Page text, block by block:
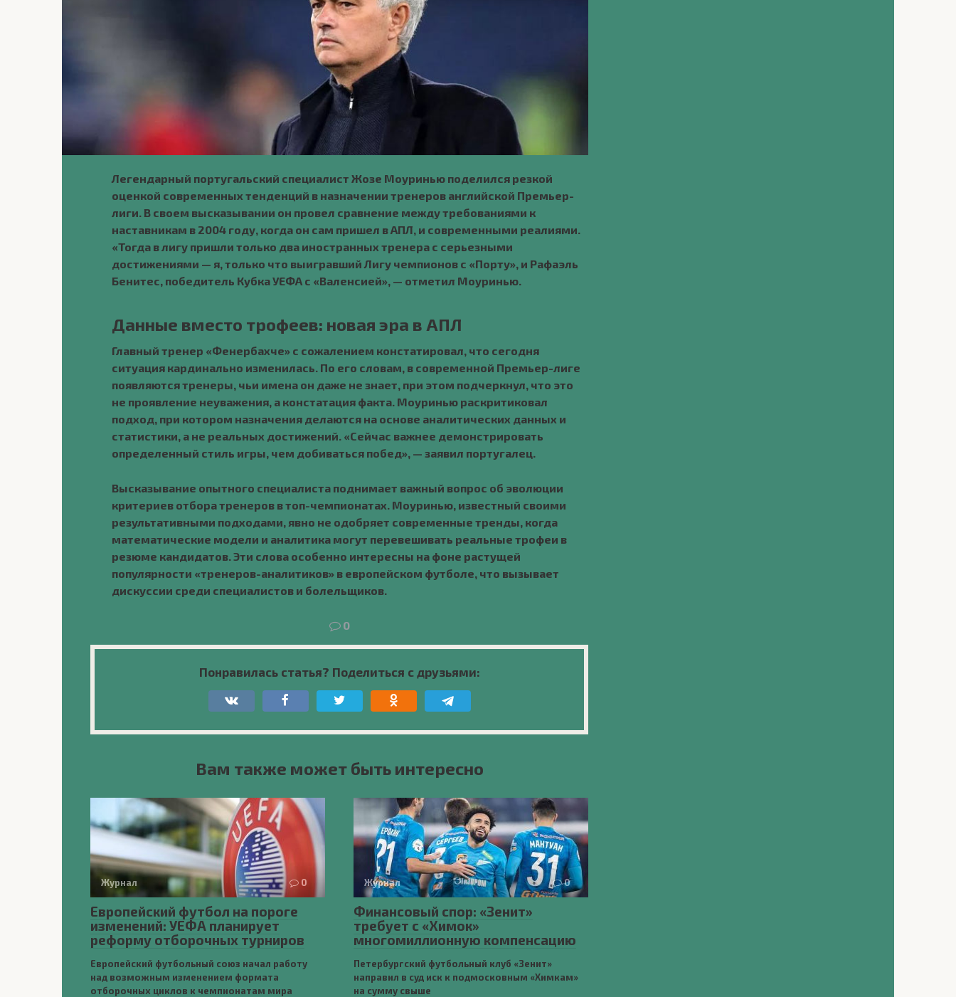
Легендарный португальский специалист Жозе Моуринью поделился резкой
оценкой современных тенденций в назначении тренеров английской Премьер-
лиги. В своем высказывании он провел сравнение между требованиями к
наставникам в 2004 году, когда он сам пришел в АПЛ, и современными реалиями.
«Тогда в лигу пришли только два иностранных тренера с серьезными
достижениями — я, только что выигравший Лигу чемпионов с «Порту», и Рафаэль
Бенитес, победитель Кубка УЕФА с «Валенсией», — отметил Моуринью.
Данные вместо трофеев: новая эра в АПЛ
Главный тренер «Фенербахче» с сожалением констатировал, что сегодня
ситуация кардинально изменилась. По его словам, в современной Премьер-лиге
появляются тренеры, чьи имена он даже не знает, при этом подчеркнул, что это
не проявление неуважения, а констатация факта. Моуринью раскритиковал
подход, при котором назначения делаются на основе аналитических данных и
статистики, а не реальных достижений. «Сейчас важнее демонстрировать
определенный стиль игры, чем добиваться побед», — заявил португалец.
Высказывание опытного специалиста поднимает важный вопрос об эволюции
критериев отбора тренеров в топ-чемпионатах. Моуринью, известный своими
результативными подходами, явно не одобряет современные тренды, когда
математические модели и аналитика могут перевешивать реальные трофеи в
резюме кандидатов. Эти слова особенно интересны на фоне растущей
популярности «тренеров-аналитиков» в европейском футболе, что вызывает
дискуссии среди специалистов и болельщиков.
0
Понравилась статья? Поделиться с друзьями:
Вам также может быть интересно
Журнал 0
Европейский футбол на пороге
изменений: УЕФА планирует
реформу отборочных турниров
Европейский футбольный союз начал работу
над возможным изменением формата
отборочных циклов к чемпионатам мира
Журнал 0
Финансовый спор: «Зенит»
требует с «Химок»
многомиллионную компенсацию
Петербургский футбольный клуб «Зенит»
направил в суд иск к подмосковным «Химкам»
на сумму свыше